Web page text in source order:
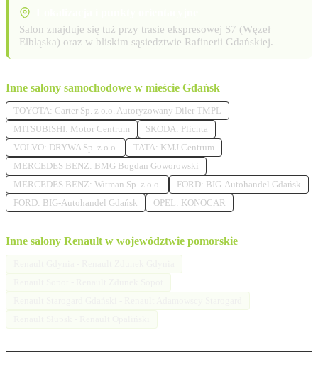
Salon znajduje się tuż przy trasie ekspresowej S7 (Węzeł
Elbląska) oraz w bliskim sąsiedztwie Rafinerii Gdańskiej.
Inne salony samochodowe w mieście Gdańsk
TOYOTA: Carter Sp. z o.o. Autoryzowany Diler TMPL
MITSUBISHI: Motor Centrum
SKODA: Plichta
VOLVO: DRYWA Sp. z o.o.
TATA: KMJ Centrum
MERCEDES BENZ: BMG Bogdan Goworowski
MERCEDES BENZ: Witman Sp. z o.o.
FORD: BIG-Autohandel Gdańsk
FORD: BIG-Autohandel Gdańsk
OPEL: KONOCAR
Inne salony Renault w województwie pomorskie